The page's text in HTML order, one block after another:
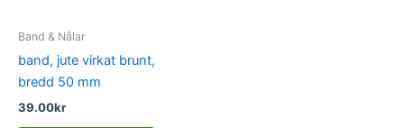
Band & Nålar
band, jute virkat brunt,
bredd 50 mm
39.00kr